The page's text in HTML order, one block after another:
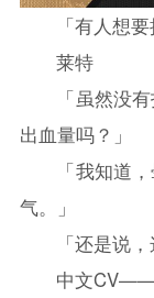
「有人想
莱特
「虽然没
出血量吗？」
「我知道
气。」
「还是说
中文